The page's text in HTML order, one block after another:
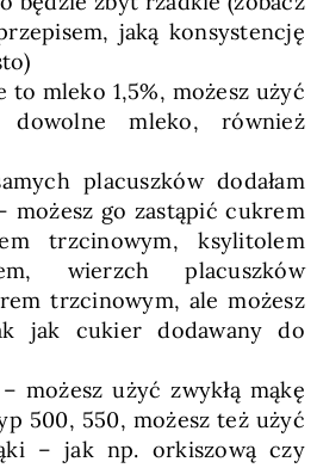
jaką konsystencję
to mleko 1,5%, możesz użyć
mleko, również
placuszków dodałam
możesz go zastąpić cukrem
trzcinowym, ksylitolem
wierzch placuszków
trzcinowym, ale możesz
jak cukier dodawany do
możesz użyć zwykłą mąkę
500, 550, możesz też użyć
– jak np. orkiszową czy